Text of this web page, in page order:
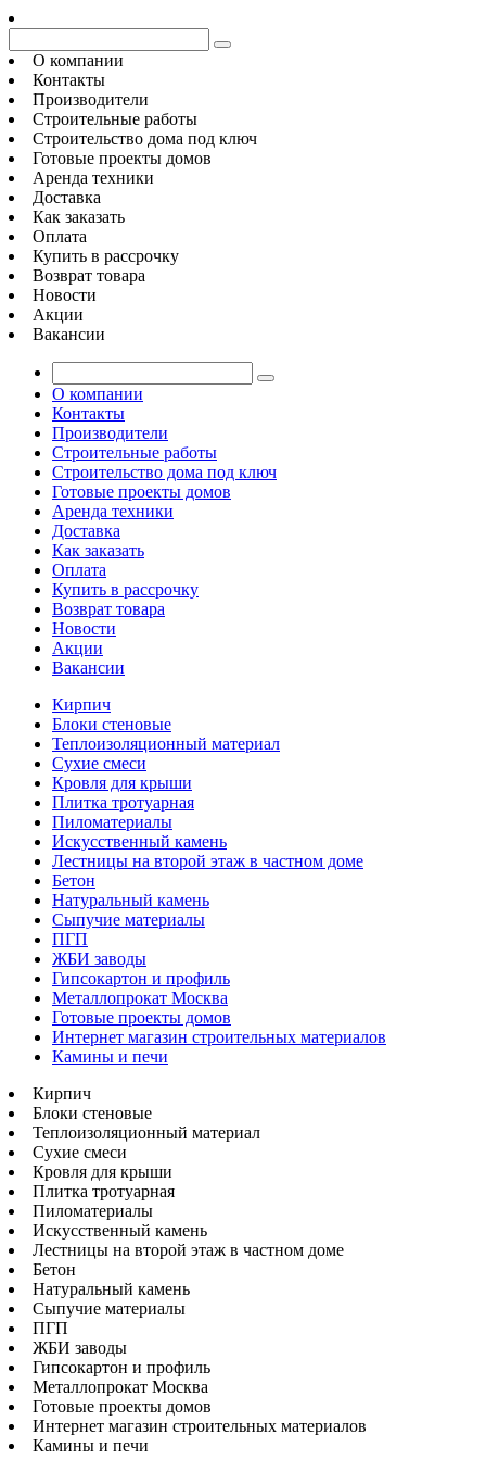
О компании
Контакты
Производители
Строительные работы
Строительство дома под ключ
Готовые проекты домов
Аренда техники
Доставка
Как заказать
Оплата
Купить в рассрочку
Возврат товара
Новости
Акции
Вакансии
О компании
Контакты
Производители
Строительные работы
Строительство дома под ключ
Готовые проекты домов
Аренда техники
Доставка
Как заказать
Оплата
Купить в рассрочку
Возврат товара
Новости
Акции
Вакансии
Кирпич
Блоки стеновые
Теплоизоляционный материал
Сухие смеси
Кровля для крыши
Плитка тротуарная
Пиломатериалы
Искусственный камень
Лестницы на второй этаж в частном доме
Бетон
Натуральный камень
Сыпучие материалы
ПГП
ЖБИ заводы
Гипсокартон и профиль
Металлопрокат Москва
Готовые проекты домов
Интернет магазин строительных материалов
Камины и печи
Кирпич
Блоки стеновые
Теплоизоляционный материал
Сухие смеси
Кровля для крыши
Плитка тротуарная
Пиломатериалы
Искусственный камень
Лестницы на второй этаж в частном доме
Бетон
Натуральный камень
Сыпучие материалы
ПГП
ЖБИ заводы
Гипсокартон и профиль
Металлопрокат Москва
Готовые проекты домов
Интернет магазин строительных материалов
Камины и печи